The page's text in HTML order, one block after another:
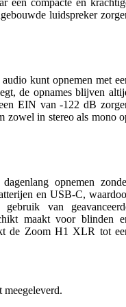
een compacte en
luidspreker
kunt opnemen met
de opnames blijven
EIN van -122 dB
zowel in stereo als mono
opnemen
en USB-C,
van
maakt voor blinden
de Zoom H1 XLR tot
meegeleverd.